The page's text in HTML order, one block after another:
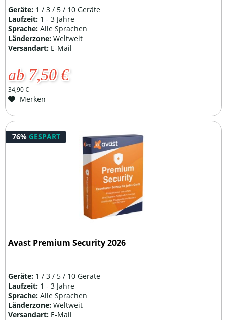
Geräte: 1 / 3 / 5 / 10 Geräte
Laufzeit: 1 - 3 Jahre
Sprache:Alle Sprachen
Länderzone:Weltweit
Versandart: E-Mail
ab 7,50 €
34,90 €
Merken
76% GESPART
Avast Premium Security 2026
Geräte: 1 / 3 / 5 / 10 Geräte
Laufzeit: 1 - 3 Jahre
Sprache:Alle Sprachen
Länderzone:Weltweit
Versandart: E-Mail